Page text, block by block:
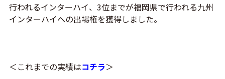
行われるインターハイ、3位までが福岡県で行われる九州
インターハイへの出場権を獲得しました。
＜これまでの実績はコチラ＞